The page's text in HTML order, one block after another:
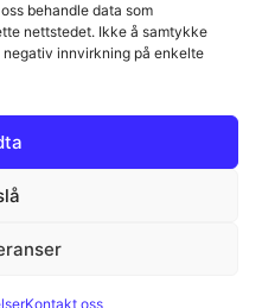
behandle data som
nettstedet. Ikke å samtykke
innvirkning på enkelte
Kontakt oss
!